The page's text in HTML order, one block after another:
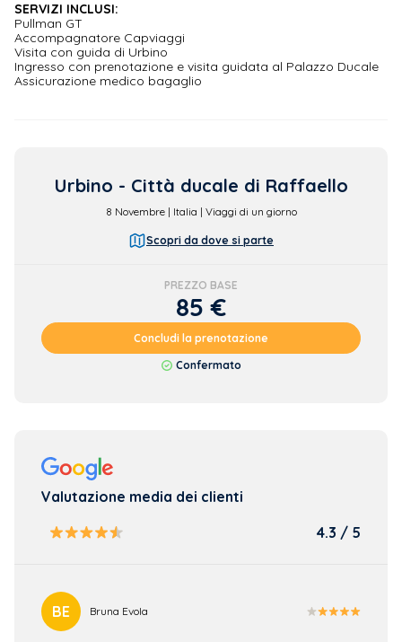
SERVIZI INCLUSI:
Pullman GT
Accompagnatore Capviaggi
Visita con guida di Urbino
Ingresso con prenotazione e visita guidata al Palazzo Ducale
Assicurazione medico bagaglio
Urbino - Città ducale di Raffaello
8 Novembre | Italia | Viaggi di un giorno
Scopri da dove si parte
PREZZO BASE
85 €
Concludi la prenotazione
Confermato
Valutazione media dei clienti
4.3 / 5
BE Bruna Evola